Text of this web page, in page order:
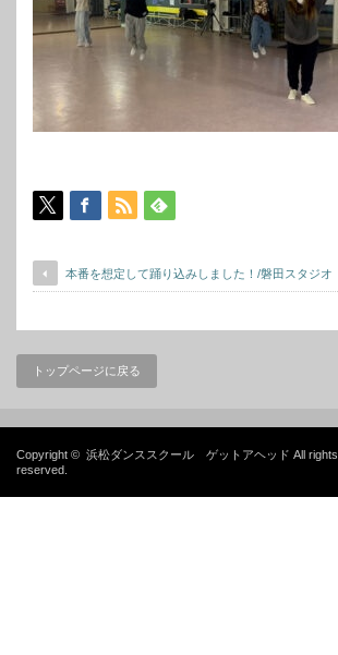
本番を想定して踊り込みしました！/磐田スタジオ
トップページに戻る
Copyright © 浜松ダンススクール ゲットアヘッド All rights
reserved.